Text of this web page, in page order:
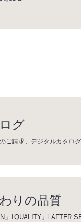
グ
ご請求、デジタルカタロ
りの品質
」｢QUALITY」｢AFTER